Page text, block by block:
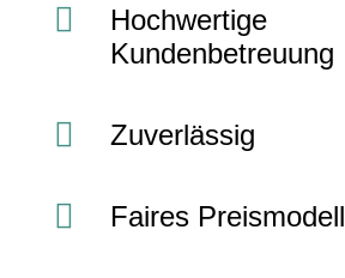

Hochwertige
Kundenbetreuung
 Zuverlässig
 Faires Preismodell